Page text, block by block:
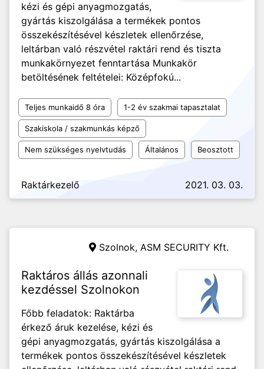
kézi és gépi anyagmozgatás,
gyártás kiszolgálása a termékek pontos
összekészítésével készletek ellenőrzése,
leltárban való részvétel raktári rend és tiszta
munkakörnyezet fenntartása Munkakör
betöltésének feltételei: Középfokú...
Teljes munkaidő 8 óra 1-2 év szakmai tapasztalat
Szakiskola / szakmunkás képző
Nem szükséges nyelvtudás Általános Beosztott
Raktárkezelő 2021. 03. 03.
Szolnok, ASM SECURITY Kft.
Raktáros állás azonnali
kezdéssel Szolnokon
Főbb feladatok: Raktárba
érkező áruk kezelése, kézi és
gépi anyagmozgatás, gyártás kiszolgálása a
termékek pontos összekészítésével készletek